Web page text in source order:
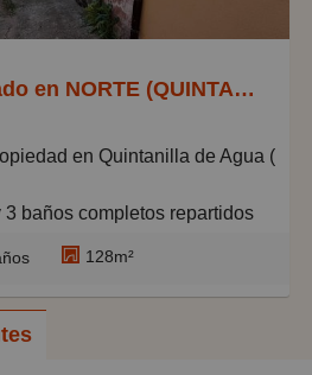
Casa/Chalet pareado en NORTE (QUINTANILLA AGUA), Quintanilla-Tordueles
baños completos repartidos
y con mucha luz solar.
y cocina economica.
en el exterior de la vivienda,
128m²